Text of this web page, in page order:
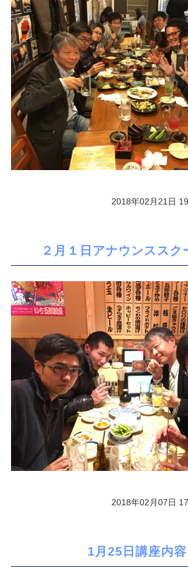
2018年02月21日
２月１日アナウンススク
2018年02月07日
1月25日講座内容